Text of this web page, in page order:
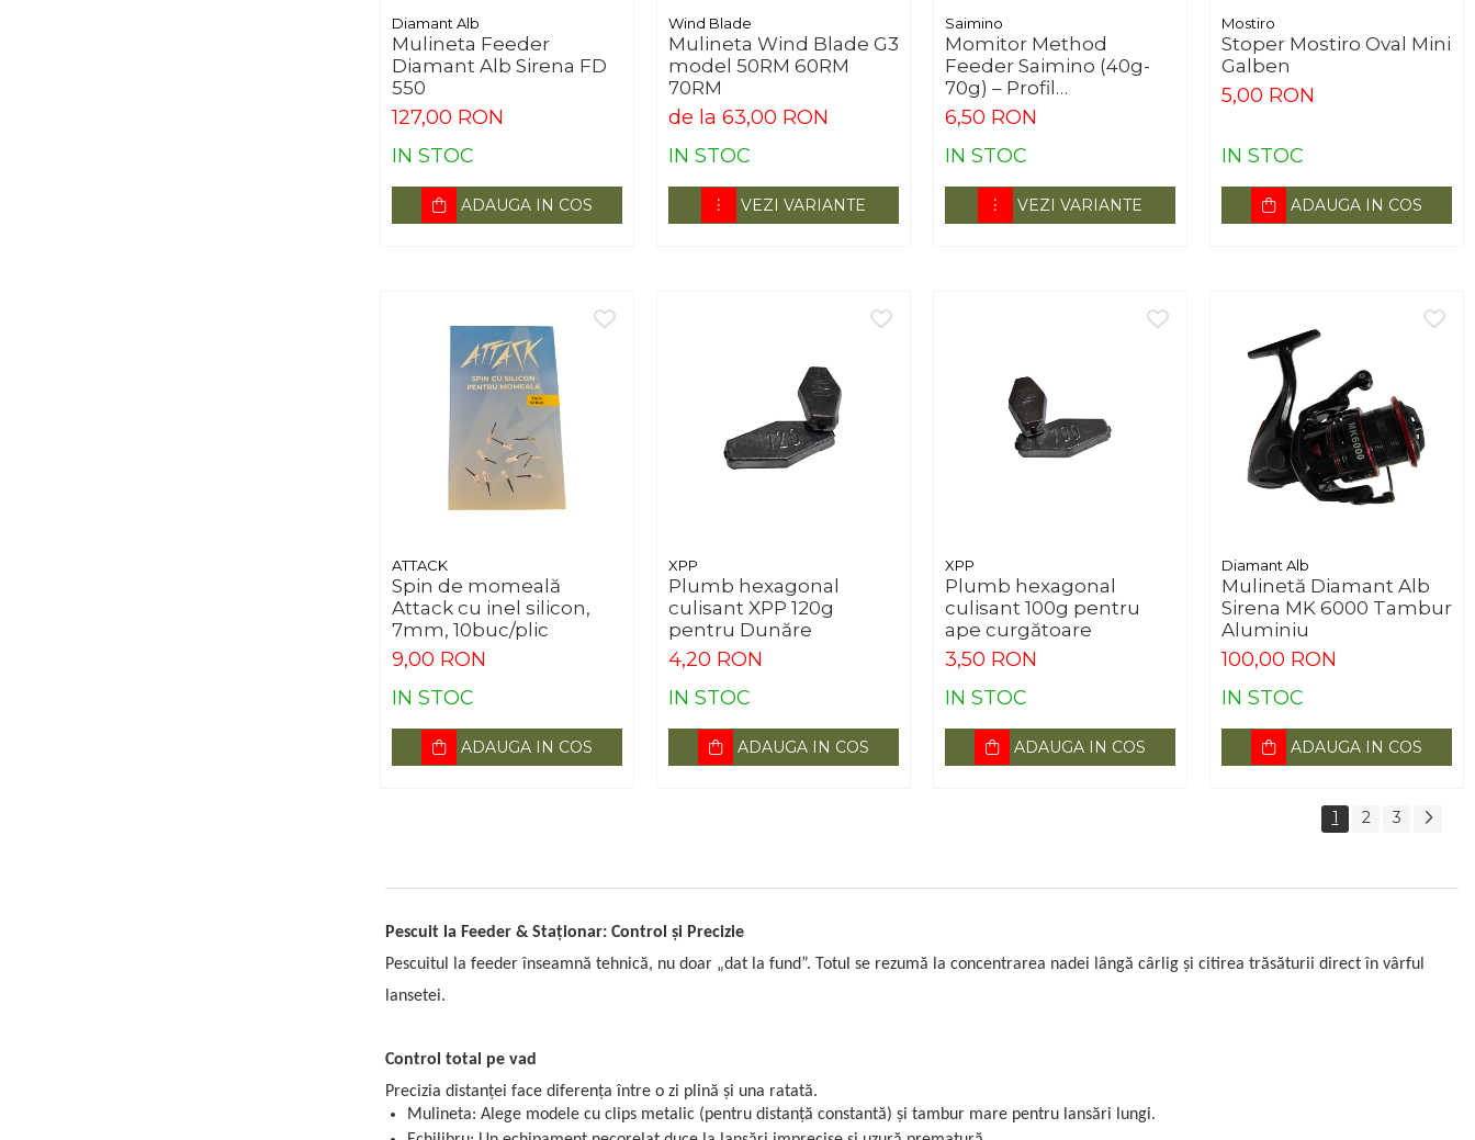
Diamant Alb
Mulineta Feeder
Diamant Alb Sirena FD
550
127,00 RON
IN STOC
ADAUGA IN COS
Wind Blade
Mulineta Wind Blade G3
model 50RM 60RM
70RM
de la 63,00 RON
IN STOC
VEZI VARIANTE
Saimino
Momitor Method
Feeder Saimino (40g-
70g) – Profil
Aerodinamic
6,50 RON
IN STOC
VEZI VARIANTE
Mostiro
Stoper Mostiro Oval Mini
Galben
5,00 RON
IN STOC
ADAUGA IN COS
ATTACK
Spin de momeală
Attack cu inel silicon,
7mm, 10buc/plic
9,00 RON
IN STOC
ADAUGA IN COS
XPP
Plumb hexagonal
culisant XPP 120g
pentru Dunăre
4,20 RON
IN STOC
ADAUGA IN COS
XPP
Plumb hexagonal
culisant 100g pentru
ape curgătoare
3,50 RON
IN STOC
ADAUGA IN COS
Diamant Alb
Mulinetă Diamant Alb
Sirena MK 6000 Tambur
Aluminiu
100,00 RON
IN STOC
ADAUGA IN COS
1 2 3
Pescuit la Feeder & Staționar: Control și Precizie
Pescuitul la feeder înseamnă tehnică, nu doar „dat la fund”. Totul se rezumă la concentrarea nadei lângă cârlig și citirea trăsăturii direct în vârful
lansetei.
Control total pe vad
Precizia distanței face diferența între o zi plină și una ratată.
Mulineta: Alege modele cu clips metalic (pentru distanță constantă) și tambur mare pentru lansări lungi.